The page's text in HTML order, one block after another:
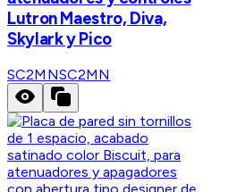
Lutron Maestro, Diva,
Skylark y Pico
SC2MNSC2MN